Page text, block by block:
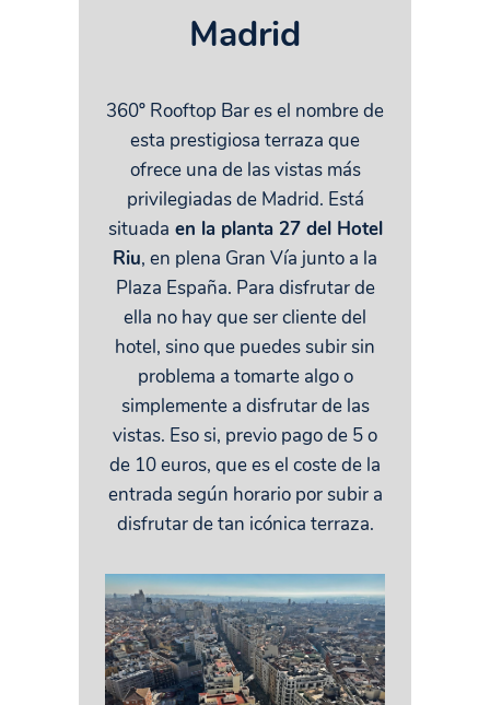
Madrid
360º Rooftop Bar es el nombre de
esta prestigiosa terraza que
ofrece una de las vistas más
privilegiadas de Madrid. Está
situada en la planta 27 del Hotel
Riu, en plena Gran Vía junto a la
Plaza España. Para disfrutar de
ella no hay que ser cliente del
hotel, sino que puedes subir sin
problema a tomarte algo o
simplemente a disfrutar de las
vistas. Eso si, previo pago de 5 o
de 10 euros, que es el coste de la
entrada según horario por subir a
disfrutar de tan icónica terraza.